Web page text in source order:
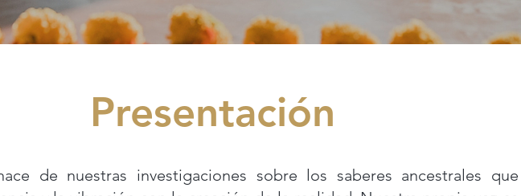
Presentación
de nuestras investigaciones sobre los saberes ancestrales que